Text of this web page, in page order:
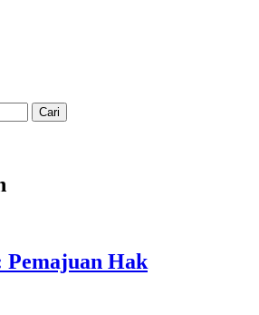
Pemajuan Hak